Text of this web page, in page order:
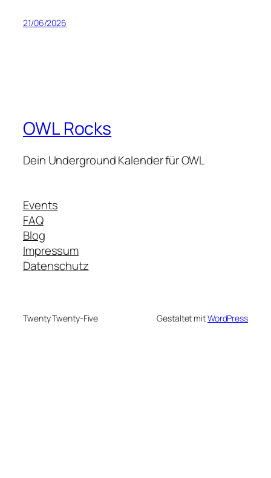
21/06/2026
OWL Rocks
Dein Underground Kalender für OWL
Events
FAQ
Blog
Impressum
Datenschutz
Twenty Twenty-Five Gestaltet mitWordPress